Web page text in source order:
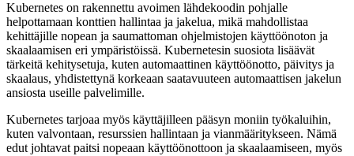
Kubernetes on rakennettu avoimen lähdekoodin pohjalle
helpottamaan konttien hallintaa ja jakelua, mikä mahdollistaa
kehittäjille nopean ja saumattoman ohjelmistojen käyttöönoton ja
skaalaamisen eri ympäristöissä. Kubernetesin suosiota lisäävät
tärkeitä kehitysetuja, kuten automaattinen käyttöönotto, päivitys ja
skaalaus, yhdistettynä korkeaan saatavuuteen automaattisen jakelun
ansiosta useille palvelimille.
Kubernetes tarjoaa myös käyttäjilleen pääsyn moniin työkaluihin,
kuten valvontaan, resurssien hallintaan ja vianmääritykseen. Nämä
edut johtavat paitsi nopeaan käyttöönottoon ja skaalaamiseen, myös